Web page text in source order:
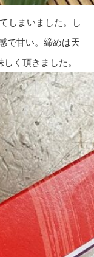
しまいました。し
で甘い。締めは天
く頂きました。